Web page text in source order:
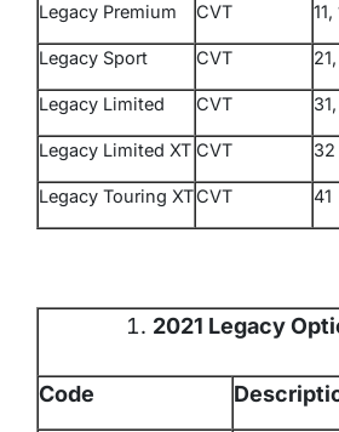
Legacy Premium CVT 11,
Legacy Sport CVT
Legacy Limited CVT
Legacy Limited XT CVT 32
Legacy Touring XTCVT 41
2021 Legacy
Code